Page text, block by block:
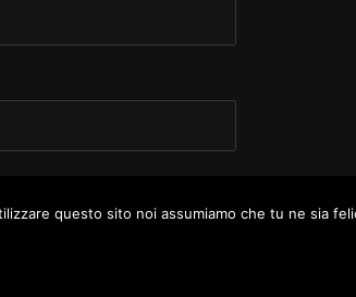
questo sito noi assumiamo che tu ne sia